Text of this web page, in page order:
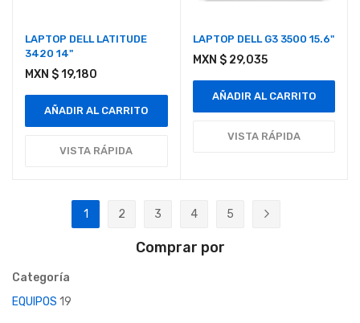
LAPTOP DELL LATITUDE
3420 14"
MXN $ 19,180
AÑADIR AL CARRITO
VISTA RÁPIDA
LAPTOP DELL G3 3500 15.6"
MXN $ 29,035
AÑADIR AL CARRITO
VISTA RÁPIDA
Página
Actualmente estás leyendo página
1
2
3
4
5
Comprar por
Categoría
EQUIPOS 19